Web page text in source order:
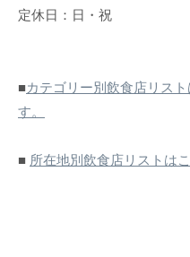
定休日：日・祝
■カテゴリー別飲食店リス
す。
■ 所在地別飲食店リストは